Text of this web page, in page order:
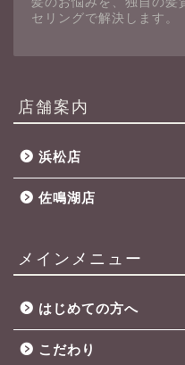
セリングで解決します。
店舗案内
浜松店
佐鳴湖店
メインメニュー
はじめての方へ
こだわり